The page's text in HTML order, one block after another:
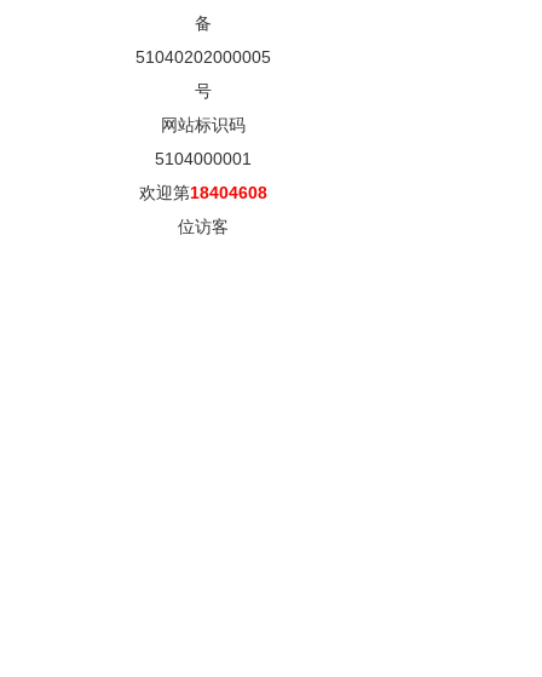
备
51040202000005
号
网站标识码
5104000001
欢迎第18404608
位访客